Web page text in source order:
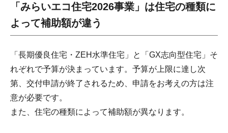
「みらいエコ住宅2026事業」は住宅の種類に
よって補助額が違う
「長期優良住宅・ZEH水準住宅」と「GX志向型住宅」そ
れぞれで予算が決まっています。予算が上限に達し次
第、交付申請が終了されるため、申請をお考えの方は注
意が必要です。
また、住宅の種類によって補助額が異なります。